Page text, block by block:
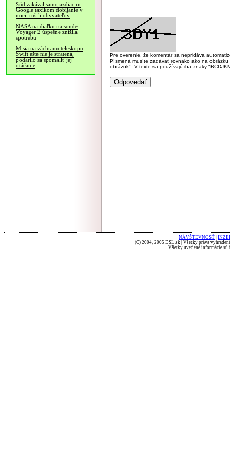
Súd zakázal samojazdiacim
Google taxíkom dobíjanie v
noci, rušili obyvateľov
NASA na diaľku na sonde
Voyager 2 úspešne znížila
spotrebu
Misia na záchranu teleskopu
Swift ešte nie je stratená,
podarilo sa spomaliť jej
otáčanie
Pre overenie, že komentár sa nepridáva
Písmená musíte zadávať rovnako ako na
obrázok". V texte sa používajú iba znaky
NÁVŠTEVNOSŤ
(C) 2004, 2005 DSL.sk | Všetky práva
Všetky uvedené informácie sú